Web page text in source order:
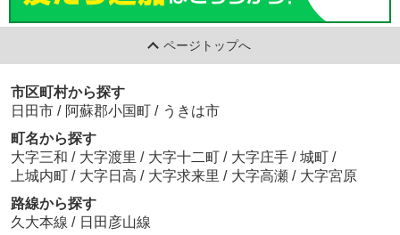
ページトップへ
市区町村から探す
日田市 / 阿蘇郡小国町 / うきは市
町名から探す
大字三和 / 大字渡里 / 大字十二町 / 大字庄手 / 城町 /
上城内町 / 大字日高 / 大字求来里 / 大字高瀬 / 大字宮原
路線から探す
久大本線 / 日田彦山線